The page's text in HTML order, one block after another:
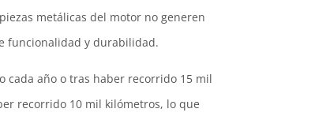
metálicas del motor no generen
funcionalidad y durabilidad.
cada año o tras haber recorrido 15 mil
recorrido 10 mil kilómetros, lo que